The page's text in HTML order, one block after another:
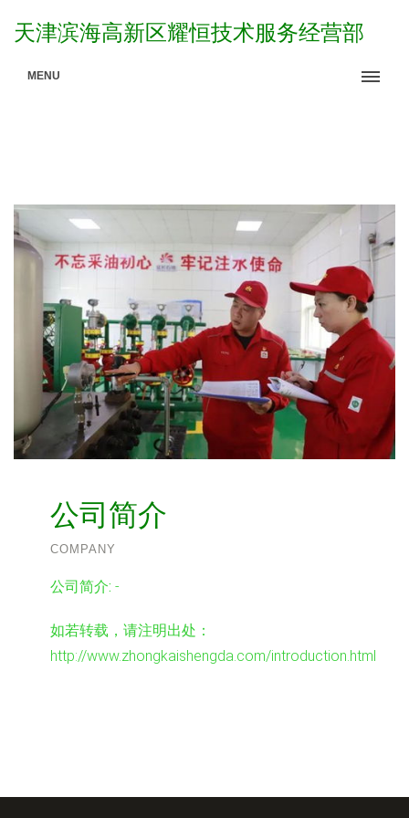
天津滨海高新区耀恒技术服务经营部
MENU
公司简介
COMPANY
公司简介: -
如若转载，请注明出处：
http://www.zhongkaishengda.com/introduction.html